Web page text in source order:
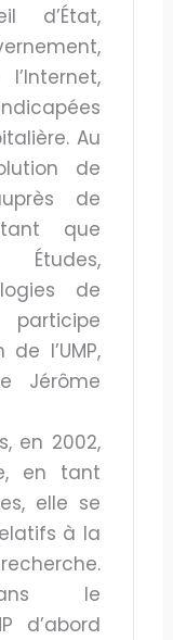
d’État,
Au
de
de
que
Études,
de
l’UMP,
Jérôme
en 2002,
en tant
elle se
à la
le
d’abord